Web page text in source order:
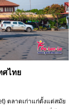
ศไทย
ตลาดเก่าแก่ตั้งแต่สมัย